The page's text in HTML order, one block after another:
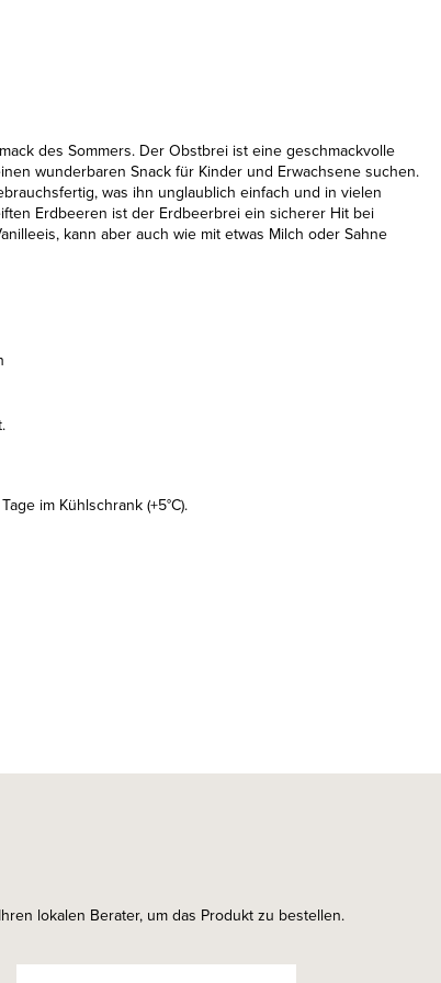
des Sommers. Der Obstbrei ist eine geschmackvolle
wunderbaren Snack für Kinder und Erwachsene suchen.
was ihn unglaublich einfach und in vielen
Erdbeeren ist der Erdbeerbrei ein sicherer Hit bei
kann aber auch wie mit etwas Milch oder Sahne
im Kühlschrank (+5°C).
lokalen Berater, um das Produkt zu bestellen.